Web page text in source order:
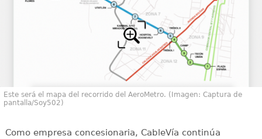
Este será el mapa del recorrido del AeroMetro. (Imagen: Captura de
pantalla/Soy502)
Como empresa concesionaria, CableVía continúa